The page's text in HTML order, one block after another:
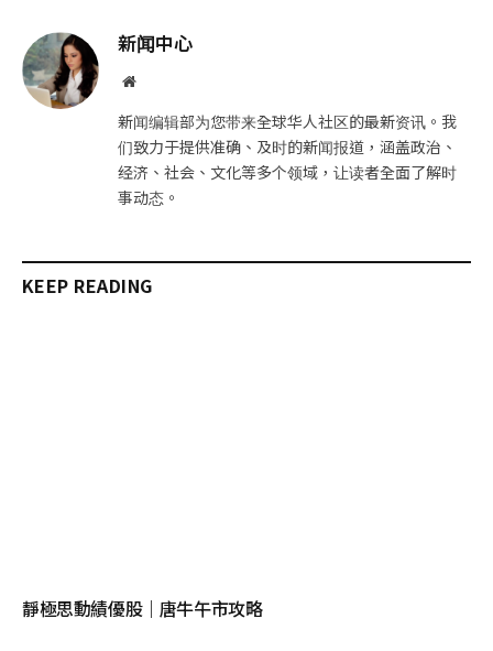
新闻中心
网
新闻编辑部为您带来全球华人社区的最新资讯。我
们致力于提供准确、及时的新闻报道，涵盖政治、
经济、社会、文化等多个领域，让读者全面了解时
事动态。
KEEP READING
靜極思動績優股｜唐牛午市攻略